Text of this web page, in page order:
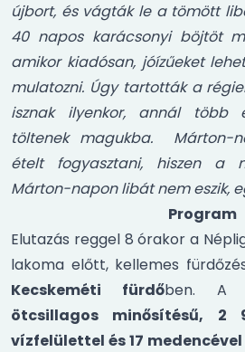
újbort, és vágták le a tömött
40 napos karácsonyi böjtöt
amikor kiadósan, jóízűeket
mulatozni. Úgy tartották a
isznak ilyenkor, annál több
töltenek magukba. Márton-
ételt fogyasztani, hiszen a
Márton-napon libát nem eszik,
Program
Elutazás reggel 8 órakor a
lakoma előtt, kellemes
Kecskeméti fürdőben. A
ötcsillagos minősítésű, 2
vízfelülettel és 17